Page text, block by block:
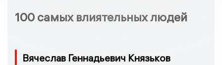
100 самых влиятельных людей
Вячеслав Геннадьевич Князьков